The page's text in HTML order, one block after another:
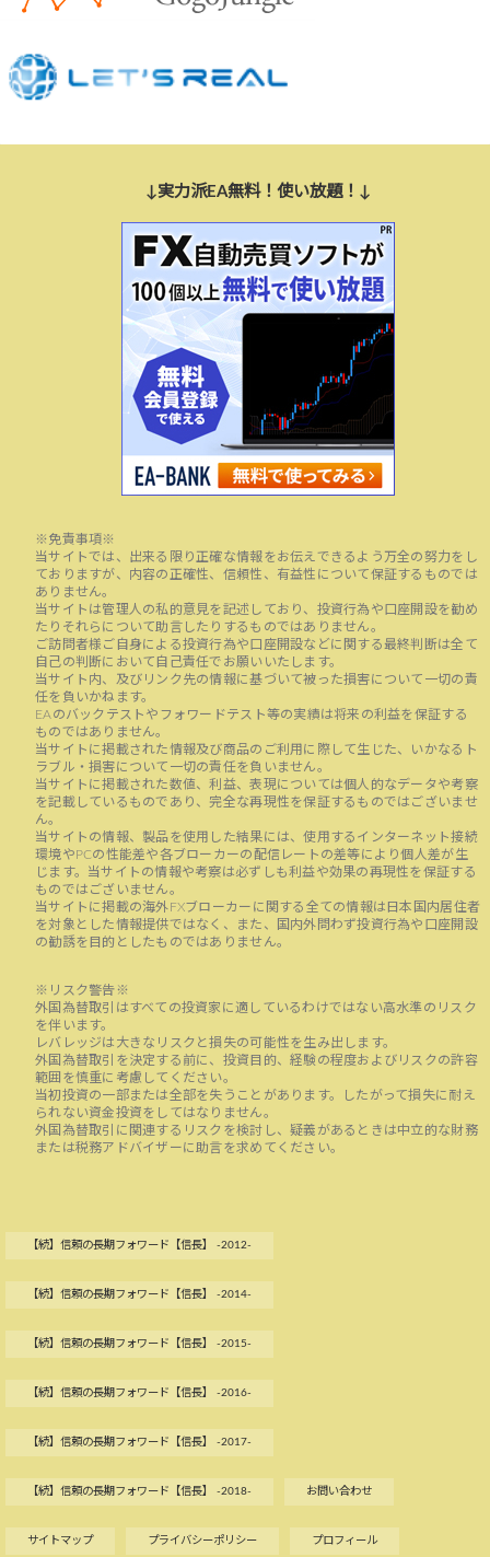
↓実力派EA無料！使い放題！↓
※免責事項※
当サイトでは、出来る限り正確な情報をお伝えできるよう万全の努力をし
ておりますが、内容の正確性、信頼性、有益性について保証するものでは
ありません。
当サイトは管理人の私的意見を記述しており、投資行為や口座開設を勧め
たりそれらについて助言したりするものではありません。
ご訪問者様ご自身による投資行為や口座開設などに関する最終判断は全て
自己の判断において自己責任でお願いいたします。
当サイト内、及びリンク先の情報に基づいて被った損害について一切の責
任を負いかねます。
EAのバックテストやフォワードテスト等の実績は将来の利益を保証する
ものではありません。
当サイトに掲載された情報及び商品のご利用に際して生じた、いかなるト
ラブル・損害について一切の責任を負いません。
当サイトに掲載された数値、利益、表現については個人的なデータや考察
を記載しているものであり、完全な再現性を保証するものではございませ
ん。
当サイトの情報、製品を使用した結果には、使用するインターネット接続
環境やPCの性能差や各ブローカーの配信レートの差等により個人差が生
じます。当サイトの情報や考察は必ずしも利益や効果の再現性を保証する
ものではございません。
当サイトに掲載の海外FXブローカーに関する全ての情報は日本国内居住者
を対象とした情報提供ではなく、また、国内外問わず投資行為や口座開設
の勧誘を目的としたものではありません。
※リスク警告※
外国為替取引はすべての投資家に適しているわけではない高水準のリスク
を伴います。
レバレッジは大きなリスクと損失の可能性を生み出します。
外国為替取引を決定する前に、投資目的、経験の程度およびリスクの許容
範囲を慎重に考慮してください。
当初投資の一部または全部を失うことがあります。したがって損失に耐え
られない資金投資をしてはなりません。
外国為替取引に関連するリスクを検討し、疑義があるときは中立的な財務
または税務アドバイザーに助言を求めてください。
【続】信頼の長期フォワード【信長】 -2012-
【続】信頼の長期フォワード【信長】 -2014-
【続】信頼の長期フォワード【信長】 -2015-
【続】信頼の長期フォワード【信長】 -2016-
【続】信頼の長期フォワード【信長】 -2017-
【続】信頼の長期フォワード【信長】 -2018- お問い合わせ
サイトマップ プライバシーポリシー プロフィール